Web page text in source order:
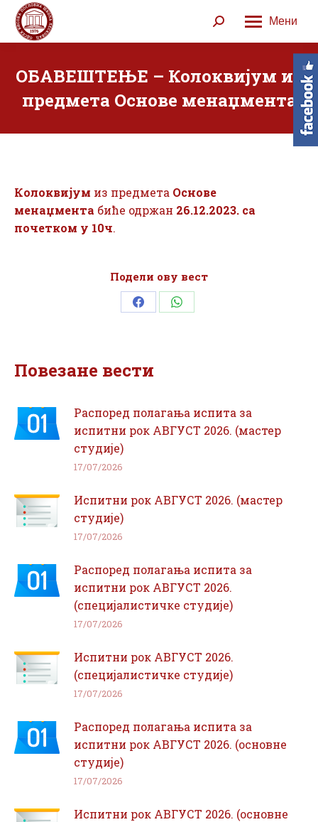
Мени
Search:
ОБАВЕШТЕЊЕ – Колоквијум из
предмета Основе менаџмента
Колоквијум из предмета Основе
менаџмента биће одржан 26.12.2023. са
почетком у 10ч.
Подели ову вест
Share Share
Повезане вести
Распоред полагања испита за
испитни рок АВГУСТ 2026. (мастер
студије)
17/07/2026
Испитни рок АВГУСТ 2026. (мастер
студије)
17/07/2026
Распоред полагања испита за
испитни рок АВГУСТ 2026.
(специјалистичке студије)
17/07/2026
Испитни рок АВГУСТ 2026.
(специјалистичке студије)
17/07/2026
Распоред полагања испита за
испитни рок АВГУСТ 2026. (основне
студије)
17/07/2026
Испитни рок АВГУСТ 2026. (основне